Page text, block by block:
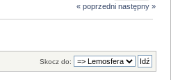
« poprzedni następny »
Skocz do: